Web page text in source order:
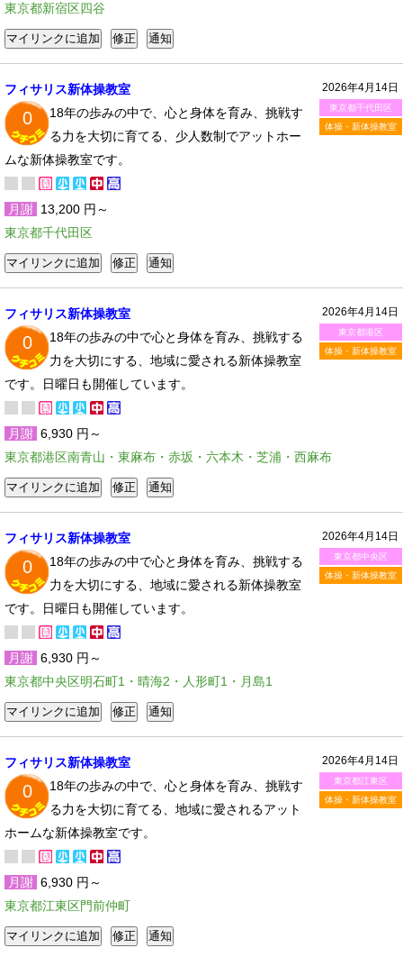
東京都新宿区四谷
2026年4月14日
東京都千代田区
体操・新体操教室
フィサリス新体操教室
0
18年の歩みの中で、心と身体を育み、挑戦す
る力を大切に育てる、少人数制でアットホー
ムな新体操教室です。
月謝 13,200 円～
東京都千代田区
2026年4月14日
東京都港区
体操・新体操教室
フィサリス新体操教室
0
18年の歩みの中で心と身体を育み、挑戦する
力を大切にする、地域に愛される新体操教室
です。日曜日も開催しています。
月謝 6,930 円～
東京都港区南青山・東麻布・赤坂・六本木・芝浦・西麻布
2026年4月14日
東京都中央区
体操・新体操教室
フィサリス新体操教室
0
18年の歩みの中で心と身体を育み、挑戦する
力を大切にする、地域に愛される新体操教室
です。日曜日も開催しています。
月謝 6,930 円～
東京都中央区明石町1・晴海2・人形町1・月島1
2026年4月14日
東京都江東区
体操・新体操教室
フィサリス新体操教室
0
18年の歩みの中で、心と身体を育み、挑戦す
る力を大切に育てる、地域に愛されるアット
ホームな新体操教室です。
月謝 6,930 円～
東京都江東区門前仲町